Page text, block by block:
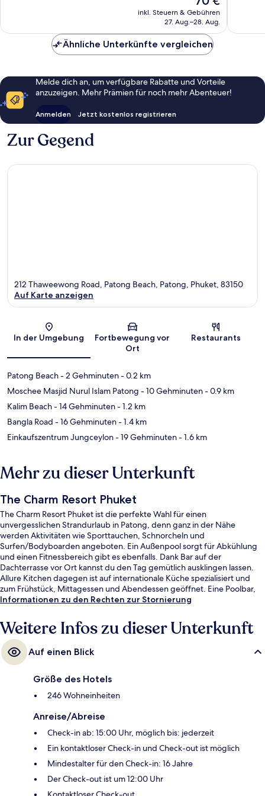
Preis
beträgt
inkl. Steuern & Gebühren
27. Aug.–28. Aug.
Ähnliche Unterkünfte vergleichen
Melde dich an, um verfügbare Rabatte und Vorteile
anzuzeigen. Mehr Prämien für noch mehr Abenteuer!
Anmelden Jetzt kostenlos registrieren
Zur Gegend
Karte
212 Thaweewong Road, Patong Beach, Patong, Phuket, 83150
Auf Karte anzeigen
In der Umgebung
Fortbewegung vor
Ort
Restaurants
Patong Beach- 2 Gehminuten- 0.2 km
Moschee Masjid Nurul Islam Patong - 10 Gehminuten- 0.9 km
Kalim Beach- 14 Gehminuten- 1.2 km
Bangla Road - 16 Gehminuten- 1.4 km
Einkaufszentrum Jungceylon- 19 Gehminuten- 1.6 km
Mehr zu dieser Unterkunft
The Charm Resort Phuket
The Charm Resort Phuket ist die perfekte Wahl für einen
unvergesslichen Strandurlaub in Patong, denn ganz in der Nähe
werden Aktivitäten wie Sporttauchen, Schnorcheln und
Surfen/Bodyboarden angeboten. Ein Außenpool sorgt für Abkühlung
und einen Fitnessbereich gibt es ebenfalls. Dank Bar auf der
Dachterrasse vor Ort kannst du den Tag gemütlich ausklingen lassen.
Allure Kitchen dagegen ist auf internationale Küche spezialisiert und
zum Frühstück, Mittagessen und Abendessen geöffnet. Eine Poolbar,
ein Kinderbecken und eine Snackbar gehören ebenfalls zum Angebot.
Informationen zu den Rechten zur Stornierung
Weitere Infos zu dieser Unterkunft
Auf einen Blick
Größe des Hotels
246 Wohneinheiten
Anreise/Abreise
Check-in ab: 15:00 Uhr, möglich bis: jederzeit
Ein kontaktloser Check-in und Check-out ist möglich
Mindestalter für den Check-in: 16 Jahre
Der Check-out ist um 12:00 Uhr